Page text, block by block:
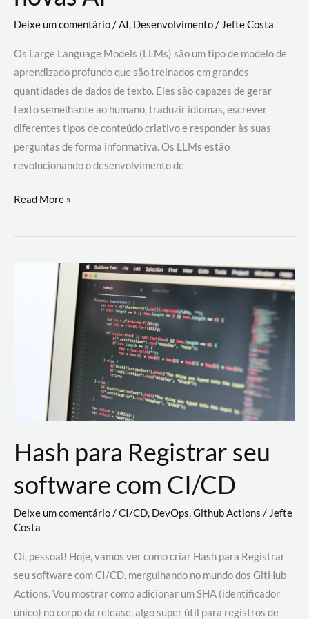
Deixe um comentário/AI, Desenvolvimento/ Jefte Costa
Os Large Language Models (LLMs) são um tipo de modelo de
aprendizado profundo que são treinados em grandes
quantidades de dados de texto. Eles são capazes de gerar
texto semelhante ao humano, traduzir idiomas, escrever
diferentes tipos de conteúdo criativo e responder às suas
perguntas de forma informativa. Os LLMs estão
revolucionando o desenvolvimento de
Large
Models
revolucionando
desenvolvimento
Read More »
Hash para Registrar seu
software com CI/CD
Deixe um comentário/CI/CD, DevOps,Github Actions /Jefte
Costa
Oi, pessoal! Hoje, vamos ver como criar Hash para Registrar
seu software com CI/CD, mergulhando no mundo dos GitHub
Actions. Vou mostrar como adicionar um SHA (identificador
único) no corpo da release, algo super útil para registros de